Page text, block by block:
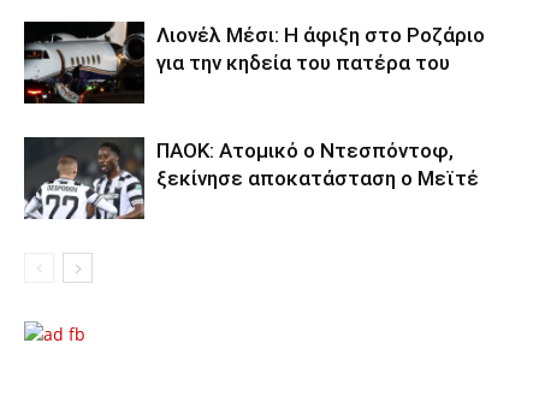
Λιονέλ Μέσι: Η άφιξη στο Ροζάριο
για την κηδεία του πατέρα του
ΠΑΟΚ: Ατομικό ο Ντεσπόντοφ,
ξεκίνησε αποκατάσταση ο Μεϊτέ